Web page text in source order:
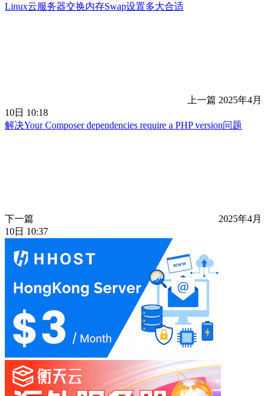
Linux云服务器交换内存Swap设置多大合适
上一篇 2025年4月
10日 10:18
解决Your Composer dependencies require a PHP version问题
下一篇
2025年4月
10日 10:37